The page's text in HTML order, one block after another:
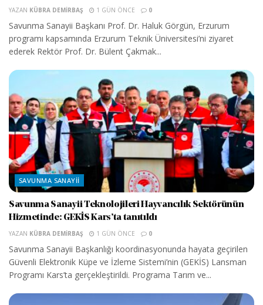
YAZAN KÜBRA DEMIRBAŞ 1 GÜN ÖNCE 0
Savunma Sanayii Başkanı Prof. Dr. Haluk Görgün, Erzurum
programı kapsamında Erzurum Teknik Üniversitesi’ni ziyaret
ederek Rektör Prof. Dr. Bülent Çakmak...
SAVUNMA SANAYII
Savunma Sanayii Teknolojileri Hayvancılık Sektörünün
Hizmetinde: GEKİS Kars’ta tanıtıldı
YAZAN KÜBRA DEMIRBAŞ 1 GÜN ÖNCE 0
Savunma Sanayii Başkanlığı koordinasyonunda hayata geçirilen
Güvenli Elektronik Küpe ve İzleme Sistemi’nin (GEKİS) Lansman
Programı Kars’ta gerçekleştirildi. Programa Tarım ve...